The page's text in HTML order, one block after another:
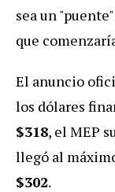
sea un
que
El anuncio
los dólares
$318, el MEP
llegó al
$302.